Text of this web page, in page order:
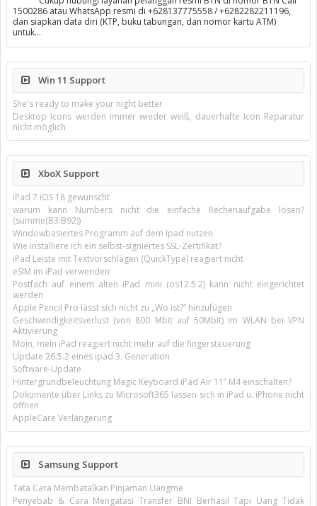
1500286 atau WhatsApp resmi di +628137775558 / +6282282211196,
dan siapkan data diri (KTP, buku tabungan, dan nomor kartu ATM)
untuk…
Win 11 Support
She's ready to make your night better
Desktop Icons werden immer wieder weiß, dauerhafte Icon Reparatur
nicht möglich
XboX Support
iPad 7 iOS 18 gewünscht
warum kann Numbers nicht die einfache Rechenaufgabe lösen?
(summe(B3:B92))
Windowbasiertes Programm auf dem Ipad nutzen
Wie installiere ich ein selbst-signiertes SSL-Zertifikat?
iPad Leiste mit Textvorschlägen (QuickType) reagiert nicht
eSIM im iPad verwenden
Postfach auf einem alten iPad mini (os12.5.2) kann nicht eingerichtet
werden
Apple Pencil Pro lässt sich nicht zu „Wo ist?“ hinzufügen
Geschwindigkeitsverlust (von 800 Mbit auf 50Mbit) im WLAN bei VPN
Aktivierung
Moin, mein iPad reagiert nicht mehr auf die fingersteuerung
Update 26.5.2 eines ipad 3. Generation
Software-Update
Hintergrundbeleuchtung Magic Keyboard iPad Air 11’’ M4 einschalten?
Dokumente über Links zu Microsoft365 lassen sich in iPad u. iPhone nicht
öffnen
AppleCare Verlängerung
Samsung Support
Tata Cara Membatalkan Pinjaman Uangme
Penyebab & Cara Mengatasi Transfer BNI Berhasil Tapi Uang Tidak